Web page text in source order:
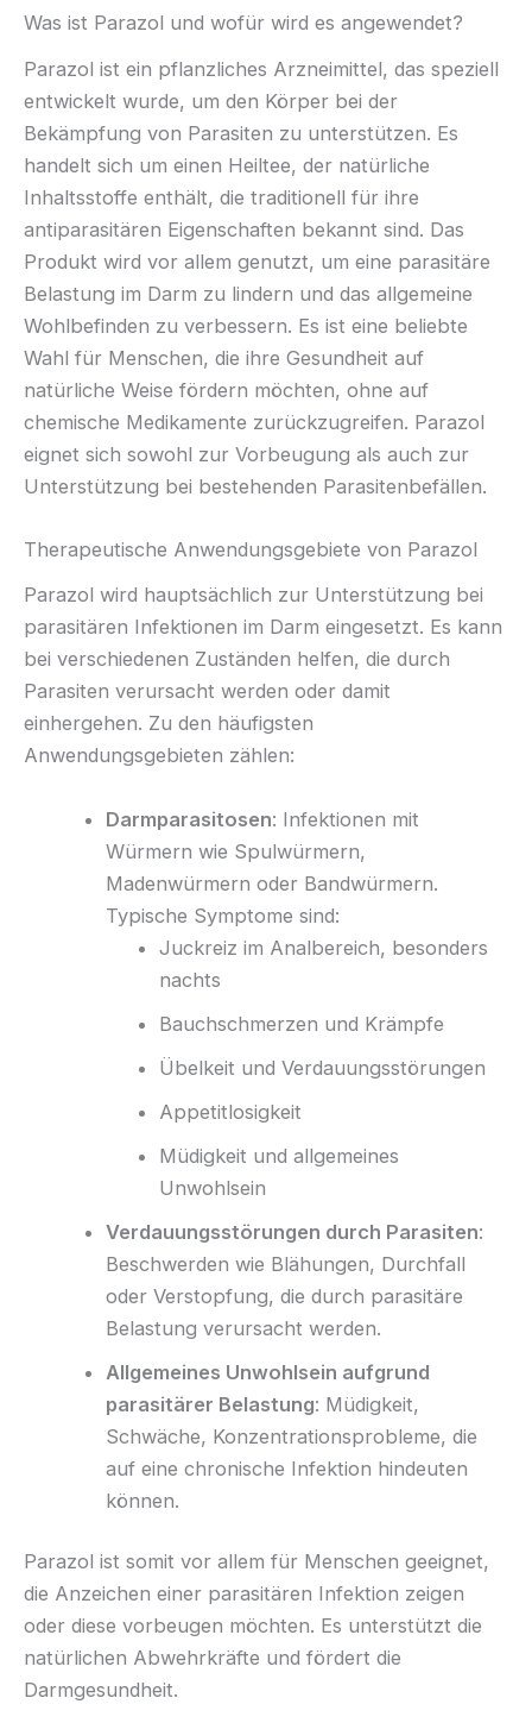
Was ist Parazol und wofür wird es angewendet?
Parazol ist ein pflanzliches Arzneimittel, das speziell
entwickelt wurde, um den Körper bei der
Bekämpfung von Parasiten zu unterstützen. Es
handelt sich um einen Heiltee, der natürliche
Inhaltsstoffe enthält, die traditionell für ihre
antiparasitären Eigenschaften bekannt sind. Das
Produkt wird vor allem genutzt, um eine parasitäre
Belastung im Darm zu lindern und das allgemeine
Wohlbefinden zu verbessern. Es ist eine beliebte
Wahl für Menschen, die ihre Gesundheit auf
natürliche Weise fördern möchten, ohne auf
chemische Medikamente zurückzugreifen. Parazol
eignet sich sowohl zur Vorbeugung als auch zur
Unterstützung bei bestehenden Parasitenbefällen.
Therapeutische Anwendungsgebiete von Parazol
Parazol wird hauptsächlich zur Unterstützung bei
parasitären Infektionen im Darm eingesetzt. Es kann
bei verschiedenen Zuständen helfen, die durch
Parasiten verursacht werden oder damit
einhergehen. Zu den häufigsten
Anwendungsgebieten zählen:
Darmparasitosen: Infektionen mit
Würmern wie Spulwürmern,
Madenwürmern oder Bandwürmern.
Typische Symptome sind:
Juckreiz im Analbereich, besonders
nachts
Bauchschmerzen und Krämpfe
Übelkeit und Verdauungsstörungen
Appetitlosigkeit
Müdigkeit und allgemeines
Unwohlsein
Verdauungsstörungen durch Parasiten:
Beschwerden wie Blähungen, Durchfall
oder Verstopfung, die durch parasitäre
Belastung verursacht werden.
Allgemeines Unwohlsein aufgrund
parasitärer Belastung: Müdigkeit,
Schwäche, Konzentrationsprobleme, die
auf eine chronische Infektion hindeuten
können.
Parazol ist somit vor allem für Menschen geeignet,
die Anzeichen einer parasitären Infektion zeigen
oder diese vorbeugen möchten. Es unterstützt die
natürlichen Abwehrkräfte und fördert die
Darmgesundheit.